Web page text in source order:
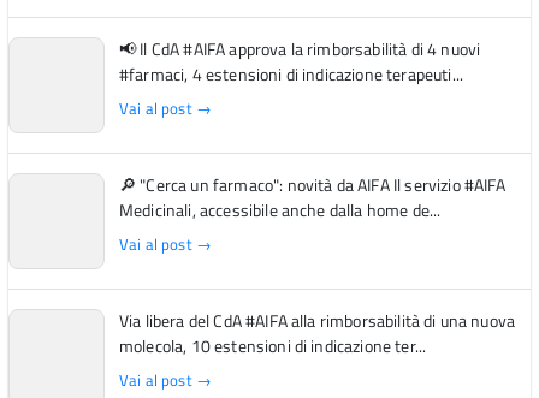
📢 Il CdA #AIFA approva la rimborsabilità di 4 nuovi
#farmaci, 4 estensioni di indicazione terapeuti...
Vai al post →
🔎 "Cerca un farmaco": novità da AIFA Il servizio #AIFA
Medicinali, accessibile anche dalla home de...
Vai al post →
Via libera del CdA #AIFA alla rimborsabilità di una nuova
molecola, 10 estensioni di indicazione ter...
Vai al post →